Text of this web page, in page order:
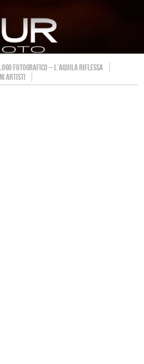
FOTOGRAFICO – L’AQUILA RIFLESSA
ARTISTI